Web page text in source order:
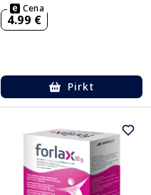
Cena
4.99 €
Pirkt